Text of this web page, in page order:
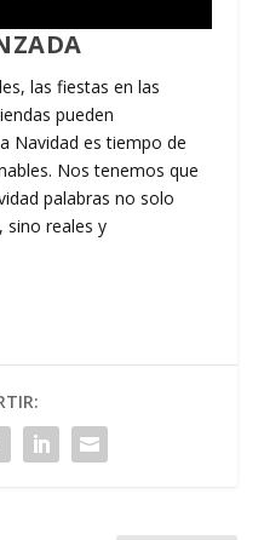
las fiestas en las
pueden
Navidad es tiempo de
Nos tenemos que
palabras no solo
sino reales y